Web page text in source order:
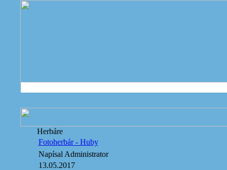
Herbáre
Fotoherbár - Huby
Napísal Administrator
13.05.2017